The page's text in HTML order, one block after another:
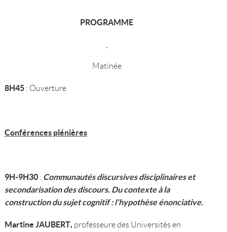
PROGRAMME
Matinée
8H45 : Ouverture
Conférences plénières
9H-9H30: Communautés discursives disciplinaires et
secondarisation des discours. Du contexte à la
construction du sujet cognitif : l’hypothèse énonciative.
Martine JAUBERT, professeure des Universités en